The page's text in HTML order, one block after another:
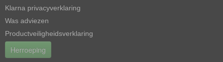
Klarna privacyverklaring
Was adviezen
Productveiligheidsverklaring
Herroeping